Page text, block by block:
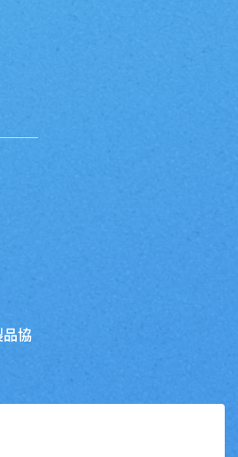
品協